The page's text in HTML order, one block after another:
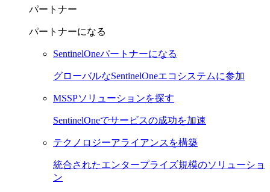
パートナー
パートナーになる
SentinelOneパートナーになる
グローバルなSentinelOneエコシステムに参加
MSSPソリューションを探す
SentinelOneでサービスの成功を加速
テクノロジーアライアンスを構築
統合されたエンタープライズ規模のソリューショ
ン